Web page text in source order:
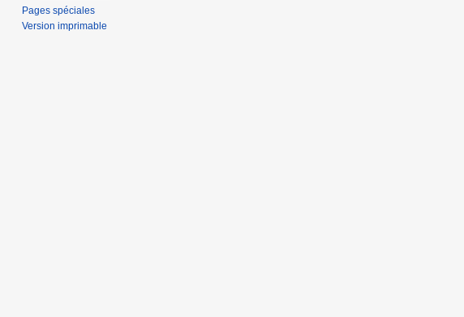
Pages spéciales
Version imprimable